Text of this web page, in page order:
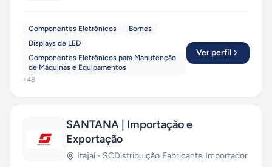
Componentes Eletrônicos
Bornes
Displays de LED
Componentes Eletrônicos para Manutenção
de Máquinas e Equipamentos
+48
Ver perfil
SANTANA | Importação e
Exportação
Itajaí- SCDistribuição·Fabricante·Importador